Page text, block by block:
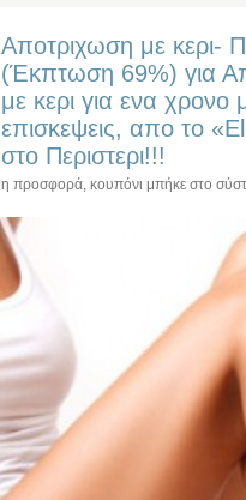
Αποτριχωση με κερι-
(Έκπτωση 69%) για
με κερι για ενα χρονο
επισκεψεις, απο το
στο Περιστερι!!!
η προσφορά, κουπόνι μπήκε στο